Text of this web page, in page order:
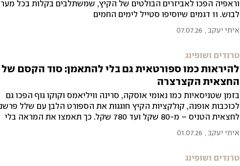
וראפיה הפכו לאביזרים הבולטים של הקיץ, שמשתלבים בקלות בכל
לבוש. 11 דגמים שיוסיפו סטייל לימים החמים
איתי יעקב ,
07.07.26
טרנדים ושופינג
להיראות כמו ספורטאית גם בלי להתאמן: סוד הקסם של
החצאית הקצרצרה
בזמן שטניסאיות כמו נאומי אוסקה, סרינה וויליאמס וקוקו גוף הפכו גם
לכוכבות אופנה, קולקציות הקיץ חוגגות את הספורט הלבן עם שלל
לחצאית הטניס – מ-80 שקל ועד 780 שקל. כך תאמצו את המראה בלי
איתי יעקב ,
01.07.26
טרנדים ושופינג